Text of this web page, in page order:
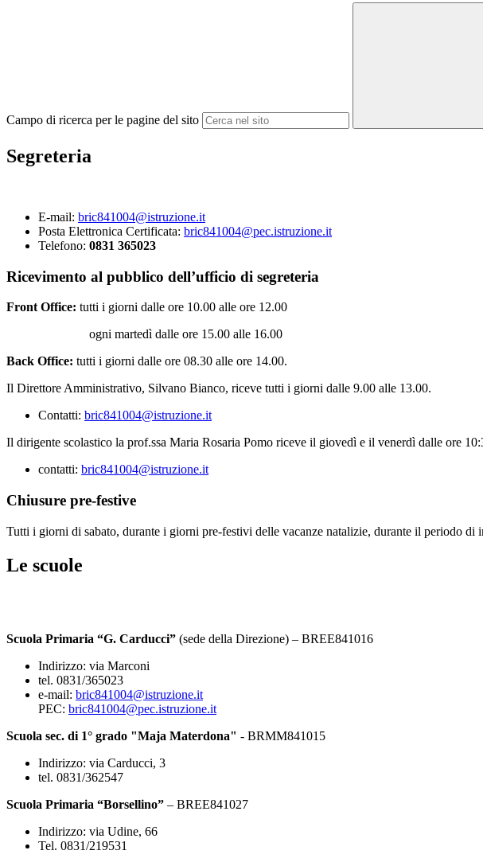
Campo di ricerca per le pagine del sito
Segreteria
E-mail: bric841004@istruzione.it
Posta Elettronica Certificata: bric841004@pec.istruzione.it
Telefono: 0831 365023
Ricevimento al pubblico dell’ufficio di segreteria
Front Office: tutti i giorni dalle ore 10.00 alle ore 12.00
ogni martedì dalle ore 15.00 alle 16.00
Back Office: tutti i giorni dalle ore 08.30 alle ore 14.00.
Il Direttore Amministrativo, Silvano Bianco, riceve tutti i giorni dalle 9.00 alle 13.00.
Contatti: bric841004@istruzione.it
Il dirigente scolastico la prof.ssa Maria Rosaria Pomo riceve il giovedì e il venerdì dalle ore
contatti: bric841004@istruzione.it
Chiusure pre-festive
Tutti i giorni di sabato, durante i giorni pre-festivi delle vacanze natalizie, durante il periodo
Le scuole
Scuola Primaria “G. Carducci” (sede della Direzione) – BREE841016
Indirizzo: via Marconi
tel. 0831/365023
e-mail: bric841004@istruzione.it
PEC: bric841004@pec.istruzione.it
Scuola sec. di 1° grado "Maja Materdona" - BRMM841015
Indirizzo: via Carducci, 3
tel. 0831/362547
Scuola Primaria “Borsellino” – BREE841027
Indirizzo: via Udine, 66
Tel. 0831/219531